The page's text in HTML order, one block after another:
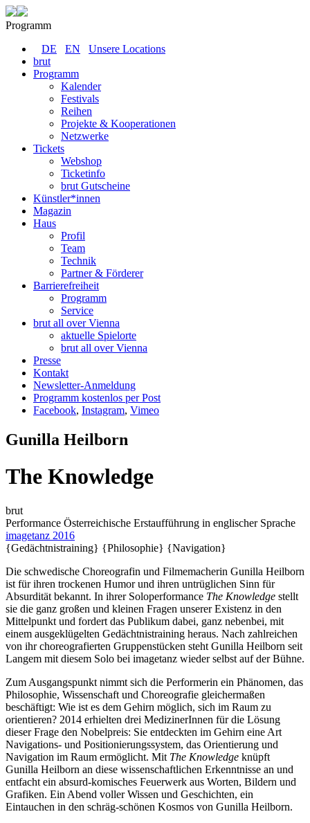
Programm
DE
EN
Unsere Locations
brut
Programm
Kalender
Festivals
Reihen
Projekte & Kooperationen
Netzwerke
Tickets
Webshop
Ticketinfo
brut Gutscheine
Künstler*innen
Magazin
Haus
Profil
Team
Technik
Partner & Förderer
Barrierefreiheit
Programm
Service
brut all over Vienna
aktuelle Spielorte
brut all over Vienna
Presse
Kontakt
Newsletter-Anmeldung
Programm kostenlos per Post
Facebook, Instagram, Vimeo
Gunilla Heilborn
The Knowledge
brut
Performance Österreichische Erstaufführung in englischer Sprache
imagetanz 2016
{Gedächtnistraining} {Philosophie} {Navigation}
Die schwedische Choreografin und Filmemacherin Gunilla Heilborn
ist für ihren trockenen Humor und ihren untrüglichen Sinn für
Absurdität bekannt. In ihrer Soloperformance The Knowledge stellt
sie die ganz großen und kleinen Fragen unserer Existenz in den
Mittelpunkt und fordert das Publikum dabei, ganz nebenbei, mit
einem ausgeklügelten Gedächtnistraining heraus. Nach zahlreichen
von ihr choreografierten Gruppenstücken steht Gunilla Heilborn seit
Langem mit diesem Solo bei imagetanz wieder selbst auf der Bühne.
Zum Ausgangspunkt nimmt sich die Performerin ein Phänomen, das
Philosophie, Wissenschaft und Choreografie gleichermaßen
beschäftigt: Wie ist es dem Gehirn möglich, sich im Raum zu
orientieren? 2014 erhielten drei MedizinerInnen für die Lösung
dieser Frage den Nobelpreis: Sie entdeckten im Gehirn eine Art
Navigations- und Positionierungssystem, das Orientierung und
Navigation im Raum ermöglicht. Mit The Knowledge knüpft
Gunilla Heilborn an diese wissenschaftlichen Erkenntnisse an und
entfacht ein absurd-komisches Feuerwerk aus Worten, Bildern und
Grafiken. Ein Abend voller Wissen und Geschichten, ein
Eintauchen in den schräg-schönen Kosmos von Gunilla Heilborn.